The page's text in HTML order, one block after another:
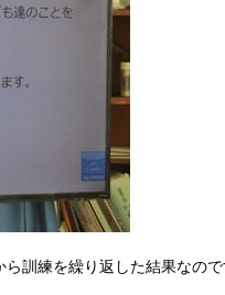
訓練を繰り返した結果なので